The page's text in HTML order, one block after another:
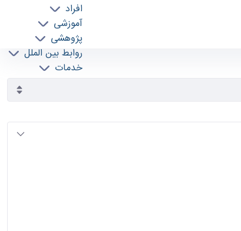
افراد
آموزشی
پژوهشی
روابط بین الملل
خدمات